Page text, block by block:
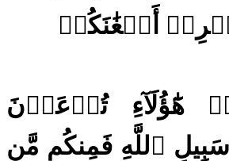
أَضۡغَٰنَكُمۡ
هَٰٓؤُلَآءِ تُدۡعَوۡنَ
سَبِيلِ ٱللَّهِ فَمِنكُم مَّن